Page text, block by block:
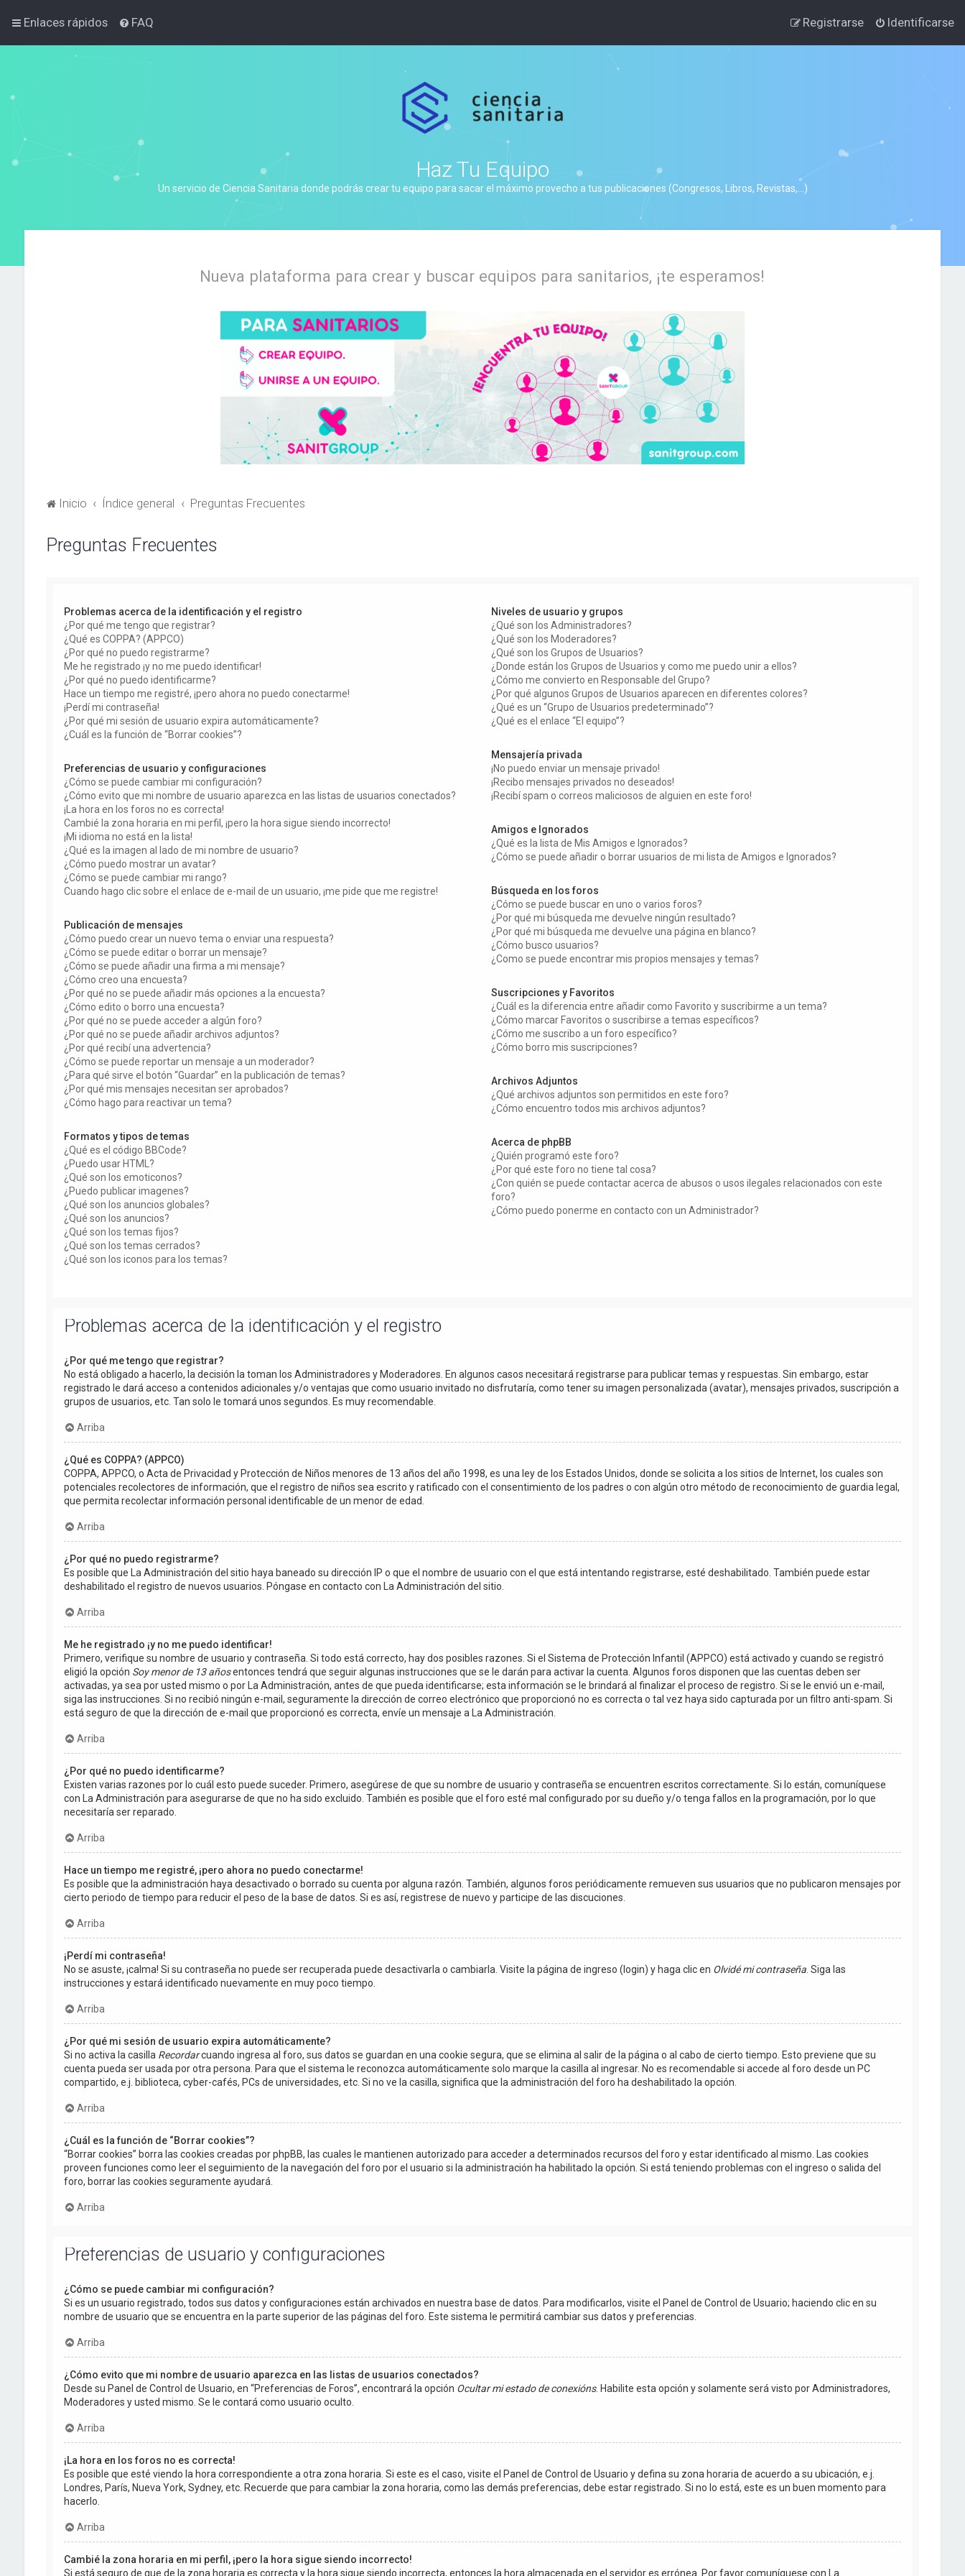
Enlaces rápidos FAQ Identificarse
Registrarse
Haz Tu Equipo
Un servicio de Ciencia Sanitaria donde podrás crear tu equipo para sacar el máximo provecho a tus publicaciones (Congresos, Libros, Revistas,...)
Nueva plataforma para crear y buscar equipos para sanitarios, ¡te esperamos!
Inicio Índice general Preguntas Frecuentes
Preguntas Frecuentes
Problemas acerca de la identificación y el registro
¿Por qué me tengo que registrar?
¿Qué es COPPA? (APPCO)
¿Por qué no puedo registrarme?
Me he registrado ¡y no me puedo identificar!
¿Por qué no puedo identificarme?
Hace un tiempo me registré, ¡pero ahora no puedo conectarme!
¡Perdí mi contraseña!
¿Por qué mi sesión de usuario expira automáticamente?
¿Cuál es la función de “Borrar cookies”?
Preferencias de usuario y configuraciones
¿Cómo se puede cambiar mi configuración?
¿Cómo evito que mi nombre de usuario aparezca en las listas de usuarios conectados?
¡La hora en los foros no es correcta!
Cambié la zona horaria en mi perfil, ¡pero la hora sigue siendo incorrecto!
¡Mi idioma no está en la lista!
¿Qué es la imagen al lado de mi nombre de usuario?
¿Cómo puedo mostrar un avatar?
¿Cómo se puede cambiar mi rango?
Cuando hago clic sobre el enlace de e-mail de un usuario, ¡me pide que me registre!
Publicación de mensajes
¿Cómo puedo crear un nuevo tema o enviar una respuesta?
¿Cómo se puede editar o borrar un mensaje?
¿Cómo se puede añadir una firma a mi mensaje?
¿Cómo creo una encuesta?
¿Por qué no se puede añadir más opciones a la encuesta?
¿Cómo edito o borro una encuesta?
¿Por qué no se puede acceder a algún foro?
¿Por qué no se puede añadir archivos adjuntos?
¿Por qué recibí una advertencia?
¿Cómo se puede reportar un mensaje a un moderador?
¿Para qué sirve el botón “Guardar” en la publicación de temas?
¿Por qué mis mensajes necesitan ser aprobados?
¿Cómo hago para reactivar un tema?
Formatos y tipos de temas
¿Qué es el código BBCode?
¿Puedo usar HTML?
¿Qué son los emoticonos?
¿Puedo publicar imagenes?
¿Qué son los anuncios globales?
¿Qué son los anuncios?
¿Qué son los temas fijos?
¿Qué son los temas cerrados?
¿Qué son los iconos para los temas?
Niveles de usuario y grupos
¿Qué son los Administradores?
¿Qué son los Moderadores?
¿Qué son los Grupos de Usuarios?
¿Donde están los Grupos de Usuarios y como me puedo unir a ellos?
¿Cómo me convierto en Responsable del Grupo?
¿Por qué algunos Grupos de Usuarios aparecen en diferentes colores?
¿Qué es un “Grupo de Usuarios predeterminado”?
¿Qué es el enlace “El equipo”?
Mensajería privada
¡No puedo enviar un mensaje privado!
¡Recibo mensajes privados no deseados!
¡Recibí spam o correos maliciosos de alguien en este foro!
Amigos e Ignorados
¿Qué es la lista de Mis Amigos e Ignorados?
¿Cómo se puede añadir o borrar usuarios de mi lista de Amigos e Ignorados?
Búsqueda en los foros
¿Cómo se puede buscar en uno o varios foros?
¿Por qué mi búsqueda me devuelve ningún resultado?
¿Por qué mi búsqueda me devuelve una página en blanco?
¿Cómo busco usuarios?
¿Como se puede encontrar mis propios mensajes y temas?
Suscripciones y Favoritos
¿Cuál es la diferencia entre añadir como Favorito y suscribirme a un tema?
¿Cómo marcar Favoritos o suscribirse a temas específicos?
¿Cómo me suscribo a un foro específico?
¿Cómo borro mis suscripciones?
Archivos Adjuntos
¿Qué archivos adjuntos son permitidos en este foro?
¿Cómo encuentro todos mis archivos adjuntos?
Acerca de phpBB
¿Quién programó este foro?
¿Por qué este foro no tiene tal cosa?
¿Con quién se puede contactar acerca de abusos o usos ilegales relacionados con este
foro?
¿Cómo puedo ponerme en contacto con un Administrador?
Problemas acerca de la identificación y el registro
¿Por qué me tengo que registrar?
No está obligado a hacerlo, la decisión la toman los Administradores y Moderadores. En algunos casos necesitará registrarse para publicar temas y respuestas. Sin embargo, estar
registrado le dará acceso a contenidos adicionales y/o ventajas que como usuario invitado no disfrutaría, como tener su imagen personalizada (avatar), mensajes privados, suscripción a
grupos de usuarios, etc. Tan solo le tomará unos segundos. Es muy recomendable.
Arriba
¿Qué es COPPA? (APPCO)
COPPA, APPCO, o Acta de Privacidad y Protección de Niños menores de 13 años del año 1998, es una ley de los Estados Unidos, donde se solicita a los sitios de Internet, los cuales son
potenciales recolectores de información, que el registro de niños sea escrito y ratificado con el consentimiento de los padres o con algún otro método de reconocimiento de guardia legal,
que permita recolectar información personal identificable de un menor de edad.
Arriba
¿Por qué no puedo registrarme?
Es posible que La Administración del sitio haya baneado su dirección IP o que el nombre de usuario con el que está intentando registrarse, esté deshabilitado. También puede estar
deshabilitado el registro de nuevos usuarios. Póngase en contacto con La Administración del sitio.
Arriba
Me he registrado ¡y no me puedo identificar!
Primero, verifique su nombre de usuario y contraseña. Si todo está correcto, hay dos posibles razones. Si el Sistema de Protección Infantil (APPCO) está activado y cuando se registró
eligió la opción Soy menor de 13 añosentonces tendrá que seguir algunas instrucciones que se le darán para activar la cuenta. Algunos foros disponen que las cuentas deben ser
activadas, ya sea por usted mismo o por La Administración, antes de que pueda identificarse; esta información se le brindará al finalizar el proceso de registro. Si se le envió un e-mail,
siga las instrucciones. Si no recibió ningún e-mail, seguramente la dirección de correo electrónico que proporcionó no es correcta o tal vez haya sido capturada por un filtro anti-spam. Si
está seguro de que la dirección de e-mail que proporcionó es correcta, envíe un mensaje a La Administración.
Arriba
¿Por qué no puedo identificarme?
Existen varias razones por lo cuál esto puede suceder. Primero, asegúrese de que su nombre de usuario y contraseña se encuentren escritos correctamente. Si lo están, comuníquese
con La Administración para asegurarse de que no ha sido excluido. También es posible que el foro esté mal configurado por su dueño y/o tenga fallos en la programación, por lo que
necesitaría ser reparado.
Arriba
Hace un tiempo me registré, ¡pero ahora no puedo conectarme!
Es posible que la administración haya desactivado o borrado su cuenta por alguna razón. También, algunos foros periódicamente remueven sus usuarios que no publicaron mensajes por
cierto periodo de tiempo para reducir el peso de la base de datos. Si es así, registrese de nuevo y participe de las discuciones.
Arriba
¡Perdí mi contraseña!
No se asuste, ¡calma! Si su contraseña no puede ser recuperada puede desactivarla o cambiarla. Visite la página de ingreso (login) y haga clic en Olvidé mi contraseña. Siga las
instrucciones y estará identificado nuevamente en muy poco tiempo.
Arriba
¿Por qué mi sesión de usuario expira automáticamente?
Si no activa la casilla Recordarcuando ingresa al foro, sus datos se guardan en una cookie segura, que se elimina al salir de la página o al cabo de cierto tiempo. Esto previene que su
cuenta pueda ser usada por otra persona. Para que el sistema le reconozca automáticamente solo marque la casilla al ingresar. No es recomendable si accede al foro desde un PC
compartido, e.j. biblioteca, cyber-cafés, PCs de universidades, etc. Si no ve la casilla, significa que la administración del foro ha deshabilitado la opción.
Arriba
¿Cuál es la función de “Borrar cookies”?
“Borrar cookies” borra las cookies creadas por phpBB, las cuales le mantienen autorizado para acceder a determinados recursos del foro y estar identificado al mismo. Las cookies
proveen funciones como leer el seguimiento de la navegación del foro por el usuario si la administración ha habilitado la opción. Si está teniendo problemas con el ingreso o salida del
foro, borrar las cookies seguramente ayudará.
Arriba
Preferencias de usuario y configuraciones
¿Cómo se puede cambiar mi configuración?
Si es un usuario registrado, todos sus datos y configuraciones están archivados en nuestra base de datos. Para modificarlos, visite el Panel de Control de Usuario; haciendo clic en su
nombre de usuario que se encuentra en la parte superior de las páginas del foro. Este sistema le permitirá cambiar sus datos y preferencias.
Arriba
¿Cómo evito que mi nombre de usuario aparezca en las listas de usuarios conectados?
Desde su Panel de Control de Usuario, en “Preferencias de Foros”, encontrará la opción Ocultar mi estado de conexións. Habilite esta opción y solamente será visto por Administradores,
Moderadores y usted mismo. Se le contará como usuario oculto.
Arriba
¡La hora en los foros no es correcta!
Es posible que esté viendo la hora correspondiente a otra zona horaria. Si este es el caso, visite el Panel de Control de Usuario y defina su zona horaria de acuerdo a su ubicación, e.j.
Londres, París, Nueva York, Sydney, etc. Recuerde que para cambiar la zona horaria, como las demás preferencias, debe estar registrado. Si no lo está, este es un buen momento para
hacerlo.
Arriba
Cambié la zona horaria en mi perfil, ¡pero la hora sigue siendo incorrecto!
Si está seguro de que de la zona horaria es correcta y la hora sigue siendo incorrecta, entonces la hora almacenada en el servidor es errónea. Por favor comuníquese con La